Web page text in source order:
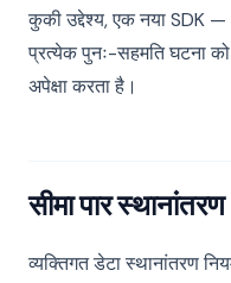
कुकी उद्देश्य, एक नया SDK
प्रत्येक पुनः-सहमति घटना
अपेक्षा करता है।
सीमा पार
व्यक्तिगत डेटा स्थानांतरण